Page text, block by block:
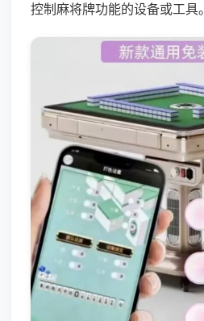
控制麻将牌功能的设备或工具。